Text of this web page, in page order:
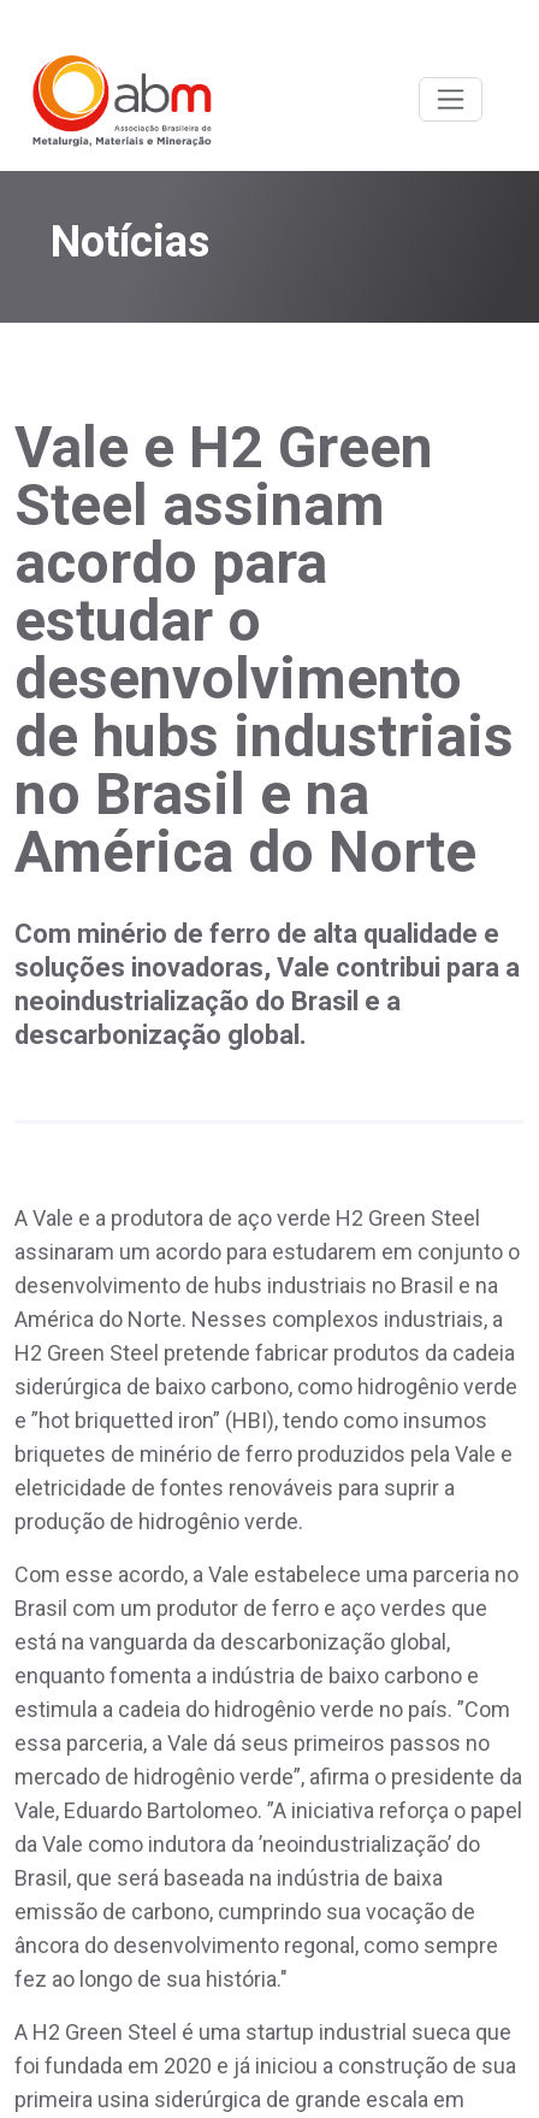
Notícias
Vale e H2 Green
Steel assinam
acordo para
estudar o
desenvolvimento
de hubs industriais
no Brasil e na
América do Norte
Com minério de ferro de alta qualidade e
soluções inovadoras, Vale contribui para a
neoindustrialização do Brasil e a
descarbonização global.
A Vale e a produtora de aço verde H2 Green Steel
assinaram um acordo para estudarem em conjunto o
desenvolvimento de hubs industriais no Brasil e na
América do Norte. Nesses complexos industriais, a
H2 Green Steel pretende fabricar produtos da cadeia
siderúrgica de baixo carbono, como hidrogênio verde
e ”hot briquetted iron” (HBI), tendo como insumos
briquetes de minério de ferro produzidos pela Vale e
eletricidade de fontes renováveis para suprir a
produção de hidrogênio verde.
Com esse acordo, a Vale estabelece uma parceria no
Brasil com um produtor de ferro e aço verdes que
está na vanguarda da descarbonização global,
enquanto fomenta a indústria de baixo carbono e
estimula a cadeia do hidrogênio verde no país. ”Com
essa parceria, a Vale dá seus primeiros passos no
mercado de hidrogênio verde”, afirma o presidente da
Vale, Eduardo Bartolomeo. ”A iniciativa reforça o papel
da Vale como indutora da ’neoindustrialização’ do
Brasil, que será baseada na indústria de baixa
emissão de carbono, cumprindo sua vocação de
âncora do desenvolvimento regonal, como sempre
fez ao longo de sua história."
A H2 Green Steel é uma startup industrial sueca que
foi fundada em 2020 e já iniciou a construção de sua
primeira usina siderúrgica de grande escala em